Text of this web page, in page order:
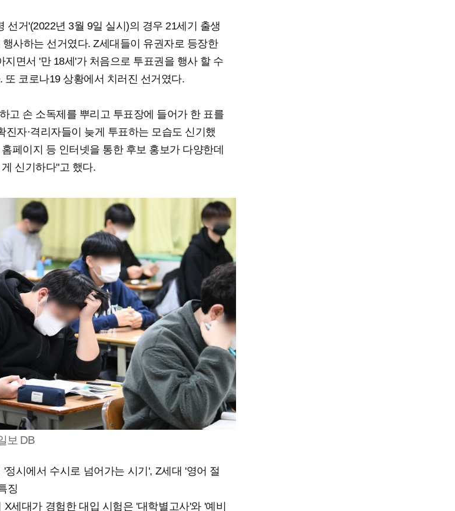
선거'(2022년 3월 9일 실시)의 경우 21세기 출생
사하는 선거였다. Z세대들이 유권자로 등장한
지면서 '만 18세'가 처음으로 투표권을 행사 할 수
또 코로나19 상황에서 치러진 선거였다.
고 손 소독제를 뿌리고 투표장에 들어가 한 표를
진자·격리자들이 늦게 투표하는 모습도 신기했
페이지 등 인터넷을 통한 후보 홍보가 다양한데
신기하다"고 했다.
보 DB
시에서 수시로 넘어가는 시기', Z세대 '영어 절
징
세대가 경험한 대입 시험은 '대학별고사'와 '예비